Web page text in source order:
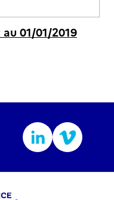
01/01/2019